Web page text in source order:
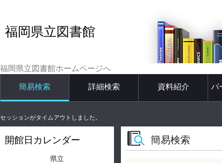
福岡県立図書館
福岡県立図書館ホームページへ
簡易検索 詳細検索 資料紹介 パ
セッションがタイムアウトしました。
開館日カレンダー
県立
簡易検索